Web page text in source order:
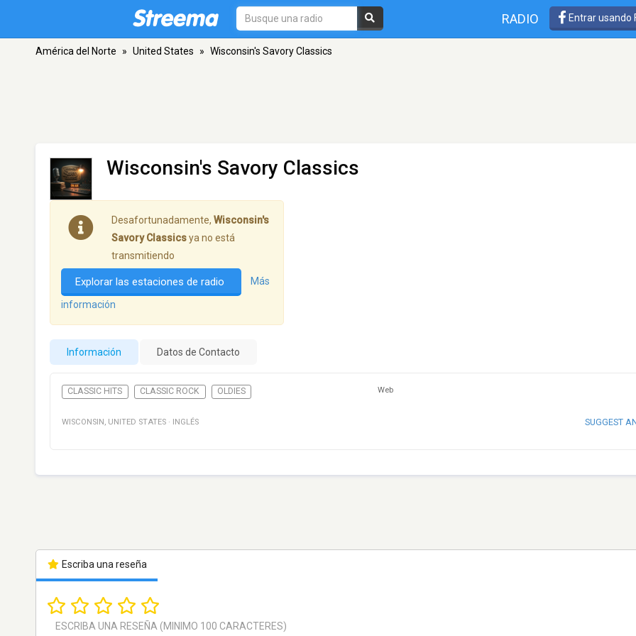
RADIO Entrar usando
América del Norte » United States » Wisconsin's Savory Classics
Wisconsin's Savory Classics
Desafortunadamente, Wisconsin's
Savory Classicsya no está
transmitiendo
Explorar las estaciones de radio Más
información
Información Datos de Contacto
CLASSIC HITS CLASSIC ROCK OLDIES Web
WISCONSIN , UNITED STATES · INGLÉS SUGGEST
Escriba una reseña